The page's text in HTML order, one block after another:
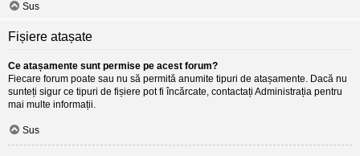
Sus
Fișiere atașate
Ce atașamente sunt permise pe acest forum?
Fiecare forum poate sau nu să permită anumite tipuri de atașamente. Dacă nu
sunteți sigur ce tipuri de fișiere pot fi încărcate, contactați Administrația pentru
mai multe informații.
Sus